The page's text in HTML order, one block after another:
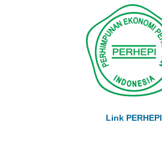
Link PERHEPI